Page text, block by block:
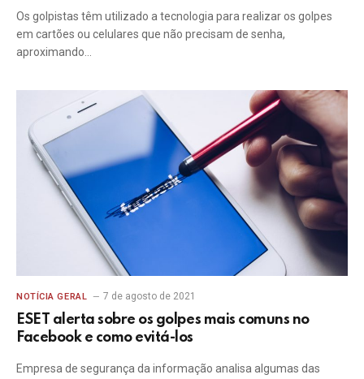
Os golpistas têm utilizado a tecnologia para realizar os golpes
em cartões ou celulares que não precisam de senha,
aproximando…
NOTÍCIA GERAL 7 de agosto de 2021
ESET alerta sobre os golpes mais comuns no
Facebook e como evitá-los
Empresa de segurança da informação analisa algumas das